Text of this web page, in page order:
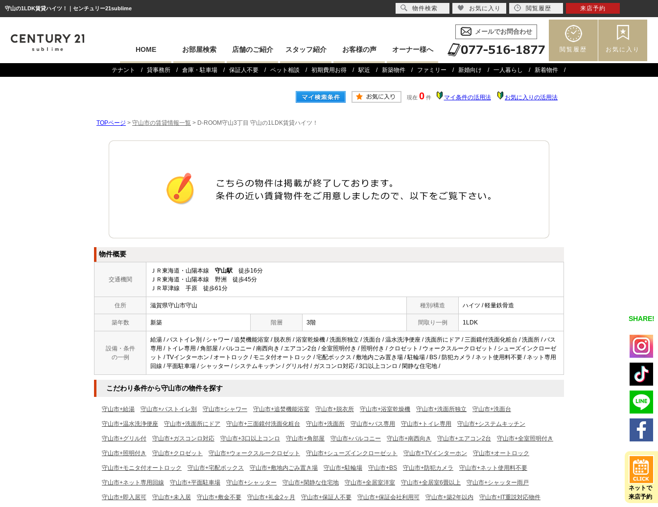
守山の1LDK賃貸ハイツ！｜センチュリー21sublime
HOME お部屋検索 店舗のご紹介 スタッフ紹介 お客様の声 オーナー様へ
メールでお問合わせ
閲覧履歴 お気に入り
テナント 貸事務所 倉庫・駐車場 保証人不要 ペット相談 初期費用お得 駅近 新築物件 ファミリー 新婚向け 一人暮らし 新着物件
SHARE!
ネットで
来店予約
現在 0 件 マイ条件の活用法 お気に入りの活用法
TOPページ > 守山市の賃貸情報一覧 > D-ROOM守山3丁目 守山の1LDK賃貸ハイツ！
物件概要
交通機関
ＪＲ東海道・山陽本線 守山駅 徒歩16分
ＪＲ東海道・山陽本線 野洲 徒歩45分
ＪＲ草津線 手原 徒歩61分
住所 滋賀県守山市守山 種別/構造 ハイツ / 軽量鉄骨造
築年数 新築 階層 3階 間取り一例 1LDK
設備・条件
の一例
給湯 / バストイレ別 / シャワー / 追焚機能浴室 / 脱衣所 / 浴室乾燥機 / 洗面所独立 / 洗面台 / 温水洗浄便座 / 洗面所にドア / 三面鏡付洗面化粧台 / 洗面所 / バス
専用 / トイレ専用 / 角部屋 / バルコニー / 南西向き / エアコン2台 / 全室照明付き / 照明付き / クロゼット / ウォークスルークロゼット / シューズインクローゼ
ット / TVインターホン / オートロック / モニタ付オートロック / 宅配ボックス / 敷地内ごみ置き場 / 駐輪場 / BS / 防犯カメラ / ネット使用料不要 / ネット専用
回線 / 平面駐車場 / シャッター / システムキッチン / グリル付 / ガスコンロ対応 / 3口以上コンロ / 閑静な住宅地 /
こだわり条件から守山市の物件を探す
守山市+給湯 守山市+バストイレ別 守山市+シャワー 守山市+追焚機能浴室 守山市+脱衣所 守山市+浴室乾燥機 守山市+洗面所独立 守山市+洗面台
守山市+温水洗浄便座 守山市+洗面所にドア 守山市+三面鏡付洗面化粧台 守山市+洗面所 守山市+バス専用 守山市+トイレ専用 守山市+システムキッチン
守山市+グリル付 守山市+ガスコンロ対応 守山市+3口以上コンロ 守山市+角部屋 守山市+バルコニー 守山市+南西向き 守山市+エアコン2台 守山市+全室照明付き
守山市+照明付き 守山市+クロゼット 守山市+ウォークスルークロゼット 守山市+シューズインクローゼット 守山市+TVインターホン 守山市+オートロック
守山市+モニタ付オートロック 守山市+宅配ボックス 守山市+敷地内ごみ置き場 守山市+駐輪場 守山市+BS 守山市+防犯カメラ 守山市+ネット使用料不要
守山市+ネット専用回線 守山市+平面駐車場 守山市+シャッター 守山市+閑静な住宅地 守山市+全居室洋室 守山市+全居室6畳以上 守山市+シャッター雨戸
守山市+即入居可 守山市+未入居 守山市+敷金不要 守山市+礼金2ヶ月 守山市+保証人不要 守山市+保証会社利用可 守山市+築2年以内 守山市+IT重説対応物件
物件検索 お気に入り 閲覧履歴 来店予約